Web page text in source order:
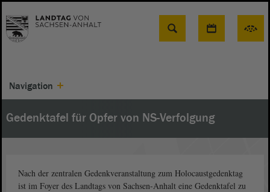
Suche
Navigation
Gedenktafel für Opfer von NS-Verfolgung
Nach der zentralen Gedenkveranstaltung zum Holocaustgedenktag
ist im Foyer des Landtags von Sachsen-Anhalt eine Gedenktafel zu